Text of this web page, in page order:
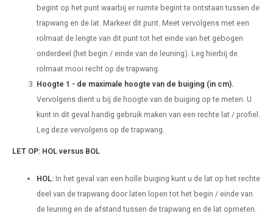
begint op het punt waarbij er ruimte begint te ontstaan tussen de
trapwang en de lat. Markeer dit punt. Meet vervolgens met een
rolmaat de lengte van dit punt tot het einde van het gebogen
onderdeel (het begin / einde van de leuning). Leg hierbij de
rolmaat mooi recht op de trapwang.
Hoogte 1 - de maximale hoogte van de buiging (in cm).
Vervolgens dient u bij de hoogte van de buiging op te meten. U
kunt in dit geval handig gebruik maken van een rechte lat / profiel.
Leg deze vervolgens op de trapwang.
LET OP: HOL versus BOL
HOL:In het geval van een holle buiging kunt u de lat op het rechte
deel van de trapwang door laten lopen tot het begin / einde van
de leuning en de afstand tussen de trapwang en de lat opmeten.